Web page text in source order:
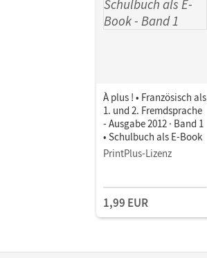
À plus ! • Französisch als
1. und 2. Fremdsprache
- Ausgabe 2012 · Band 1
• Schulbuch als E-Book
PrintPlus-Lizenz
1,99 EUR